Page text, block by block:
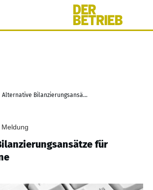
Alternative Bilanzierungsansätze für Pensionspläne
für